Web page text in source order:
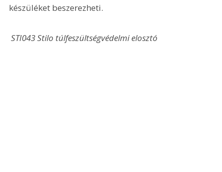
készüléket beszerezheti.
STI043 Stilo túlfeszültségvédelmi elosztó